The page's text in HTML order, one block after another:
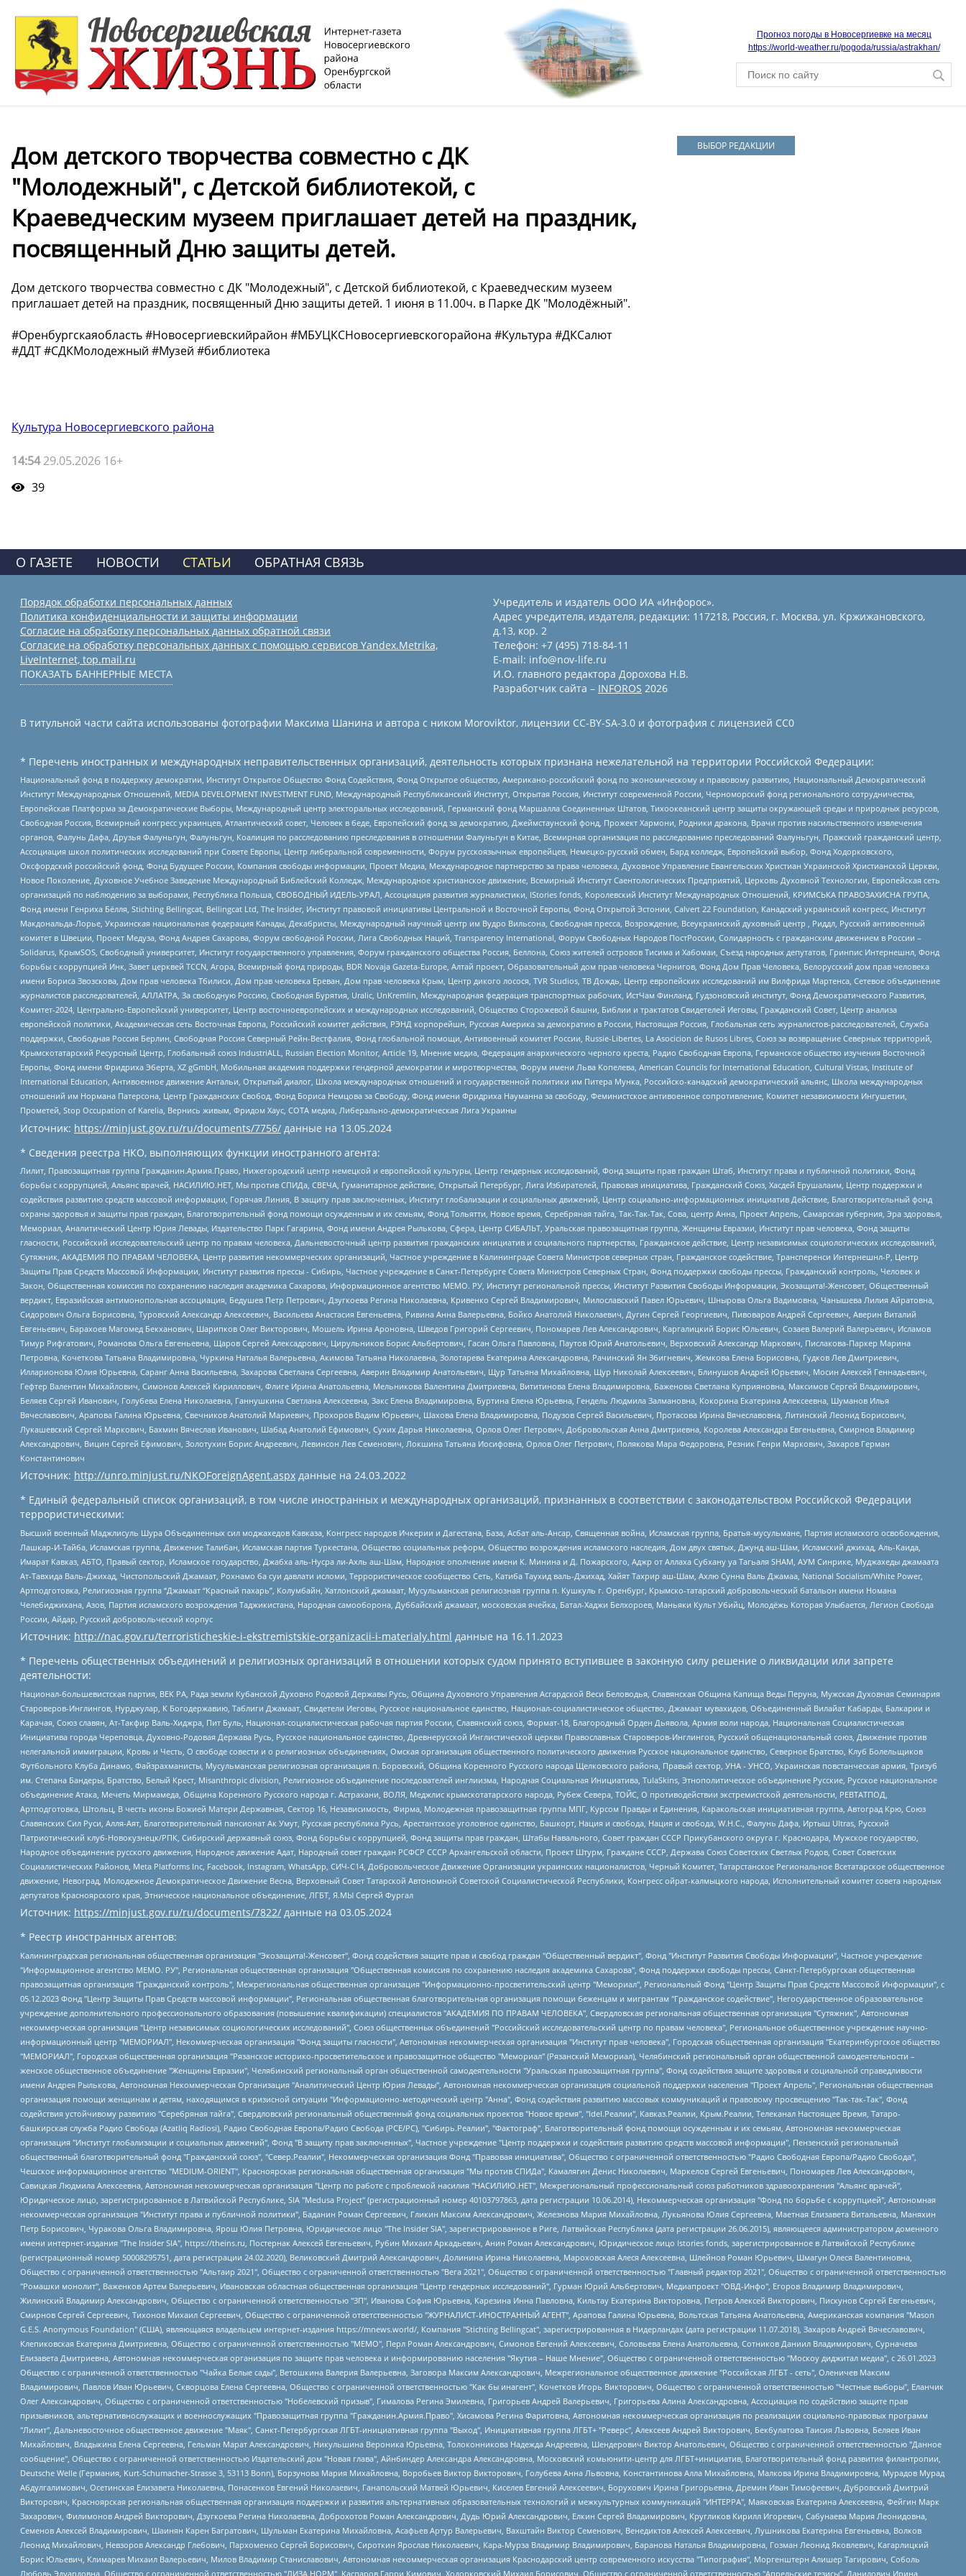
Прогноз погоды в Новосергиевке на месяц
https://world-weather.ru/pogoda/russia/astrakhan/
Дом детского творчества совместно с ДК
"Молодежный", с Детской библиотекой, с
Краеведческим музеем приглашает детей на праздник,
посвященный Дню защиты детей.
Дом детского творчества совместно с ДК "Молодежный", с Детской библиотекой, с Краеведческим музеем
приглашает детей на праздник, посвященный Дню защиты детей. 1 июня в 11.00ч. в Парке ДК "Молодёжный".
#Оренбургскаяобласть #Новосергиевскийрайон #МБУЦКСНовосергиевскогорайона #Культура #ДКСалют
#ДДТ #СДКМолодежный #Музей #библиотека
Культура Новосергиевского района
14:5429.05.2026 16+
39
ВЫБОР РЕДАКЦИИ
О ГАЗЕТЕ НОВОСТИ СТАТЬИ ОБРАТНАЯ СВЯЗЬ
Порядок обработки персональных данных
Политика конфиденциальности и защиты информации
Согласие на обработку персональных данных обратной связи
Согласие на обработку персональных данных с помощью сервисов Yandex.Metrika,
LiveInternet, top.mail.ru
ПОКАЗАТЬ БАННЕРНЫЕ МЕСТА
Учредитель и издатель ООО ИА «Инфорос».
Адрес учредителя, издателя, редакции: 117218, Россия, г. Москва, ул. Кржижановского,
д.13, кор. 2
Телефон: +7 (495) 718-84-11
E-mail: info@nov-life.ru
И.О. главного редактора Дорохова Н.В.
Разработчик сайта – INFOROS 2026
В титульной части сайта использованы фотографии Максима Шанина и автора с ником Moroviktor, лицензии CC-BY-SA-3.0 и фотография с лицензией СС0
* Перечень иностранных и международных неправительственных организаций, деятельность которых признана нежелательной на территории Российской Федерации:
Национальный фонд в поддержку демократии, Институт Открытое Общество Фонд Содействия, Фонд Открытое общество, Американо-российский фонд по экономическому и правовому развитию, Национальный Демократический
Институт Международных Отношений, MEDIA DEVELOPMENT INVESTMENT FUND, Международный Республиканский Институт, Открытая Россия, Институт современной России, Черноморский фонд регионального сотрудничества,
Европейская Платформа за Демократические Выборы, Международный центр электоральных исследований, Германский фонд Маршалла Соединенных Штатов, Тихоокеанский центр защиты окружающей среды и природных ресурсов,
Свободная Россия, Всемирный конгресс украинцев, Атлантический совет, Человек в беде, Европейский фонд за демократию, Джеймстаунский фонд, Прожект Хармони, Родники дракона, Врачи против насильственного извлечения
органов, Фалунь Дафа, Друзья Фалуньгун, Фалуньгун, Коалиция по расследованию преследования в отношении Фалуньгун в Китае, Всемирная организация по расследованию преследований Фалуньгун, Пражский гражданский центр,
Ассоциация школ политических исследований при Совете Европы, Центр либеральной современности, Форум русскоязычных европейцев, Немецко-русский обмен, Бард колледж, Европейский выбор, Фонд Ходорковского,
Оксфордский российский фонд, Фонд Будущее России, Компания свободы информации, Проект Медиа, Международное партнерство за права человека, Духовное Управление Евангельских Христиан Украинской Христианской Церкви,
Новое Поколение, Духовное Учебное Заведение Международный Библейский Колледж, Международное христианское движение, Всемирный Институт Саентологических Предприятий, Церковь Духовной Технологии, Европейская сеть
организаций по наблюдению за выборами, Республика Польша, СВОБОДНЫЙ ИДЕЛЬ-УРАЛ, Ассоциация развития журналистики, IStories fonds, Королевский Институт Международных Отношений, КРИМСЬКА ПРАВОЗАХИСНА ГРУПА,
Фонд имени Генриха Бёлля, Stichting Bellingcat, Bellingcat Ltd, The Insider, Институт правовой инициативы Центральной и Восточной Европы, Фонд Открытой Эстонии, Calvert 22 Foundation, Канадский украинский конгресс, Институт
Макдональда-Лорье, Украинская национальная федерация Канады, Декабристы, Международный научный центр им Вудро Вильсона, Свободная пресса, Возрождение, Всеукраинский духовный центр , Риддл, Русский антивоенный
комитет в Швеции, Проект Медуза, Фонд Андрея Сахарова, Форум свободной России, Лига Свободных Наций, Transparеncy International, Форум Свободных Народов ПостРоссии, Солидарность с гражданским движением в России –
Solidarus, КрымSOS, Свободный университет, Институт государственного управления, Форум гражданского общества Россия, Беллона, Союз жителей островов Тисима и Хабомаи, Съезд народных депутатов, Гринпис Интернешнл, Фонд
борьбы с коррупцией Инк, Завет церквей TCCN, Агора, Всемирный фонд природы, BDR Novaja Gazeta-Europe, Алтай проект, Образовательный дом прав человека Чернигов, Фонд Дом Прав Человека, Белорусский дом прав человека
имени Бориса Звозскова, Дом прав человека Тбилиси, Дом прав человека Ереван, Дом прав человека Крым, Центр дикого лосося, TVR Studios, ТВ Дождь, Центр европейских исследований им Вилфрида Мартенса, Сетевое объединение
журналистов расследователей, АЛЛАТРА, За свободную Россию, Свободная Бурятия, Uralic, UnKremlin, Международная федерация транспортных рабочих, ИстЧам Финланд, Гудзоновский институт, Фонд Демократического Развития,
Комитет-2024, Центрально-Европейский университет, Центр восточноевропейских и международных исследований, Общество Сторожевой башни, Библии и трактатов Свидетелей Иеговы, Гражданский Совет, Центр анализа
европейской политики, Академическая сеть Восточная Европа, Российский комитет действия, РЭНД корпорейшн, Русская Америка за демократию в России, Настоящая Россия, Глобальная сеть журналистов-расследователей, Служба
поддержки, Свободная Россия Берлин, Свободная Россия Северный Рейн-Вестфалия, Фонд глобальной помощи, Антивоенный комитет России, Russie-Libertes, La Asocicion de Rusos Libres, Союз за возвращение Северных территорий,
Крымскотатарский Ресурсный Центр, Глобальный союз IndustriALL, Russian Election Monitor, Article 19, Мнение медиа, Федерация анархического черного креста, Радио Свободная Европа, Германское общество изучения Восточной
Европы, Фонд имени Фридриха Эберта, XZ gGmbH, Мобильная академия поддержки гендерной демократии и миротворчества, Форум имени Льва Копелева, American Councils for International Education, Cultural Vistas, Institute of
International Education, Антивоенное движение Антальи, Открытый диалог, Школа международных отношений и государственной политики им Питера Мунка, Российско-канадский демократический альянс, Школа международных
отношений им Нормана Патерсона, Центр Гражданских Свобод, Фонд Бориса Немцова за Свободу, Фонд имени Фридриха Науманна за свободу, Феминистское антивоенное сопротивление, Комитет независимости Ингушетии,
Прометей, Stop Occupation of Karelia, Вернись живым, Фридом Хаус, СОТА медиа, Либерально-демократическая Лига Украины
Источник: https://minjust.gov.ru/ru/documents/7756/ данные на 13.05.2024
* Сведения реестра НКО, выполняющих функции иностранного агента:
Лилит, Правозащитная группа Гражданин.Армия.Право, Нижегородский центр немецкой и европейской культуры, Центр гендерных исследований, Фонд защиты прав граждан Штаб, Институт права и публичной политики, Фонд
борьбы с коррупцией, Альянс врачей, НАСИЛИЮ.НЕТ, Мы против СПИДа, СВЕЧА, Гуманитарное действие, Открытый Петербург, Лига Избирателей, Правовая инициатива, Гражданский Союз, Хасдей Ерушалаим, Центр поддержки и
содействия развитию средств массовой информации, Горячая Линия, В защиту прав заключенных, Институт глобализации и социальных движений, Центр социально-информационных инициатив Действие, Благотворительный фонд
охраны здоровья и защиты прав граждан, Благотворительный фонд помощи осужденным и их семьям, Фонд Тольятти, Новое время, Серебряная тайга, Так-Так-Так, Сова, центр Анна, Проект Апрель, Самарская губерния, Эра здоровья,
Мемориал, Аналитический Центр Юрия Левады, Издательство Парк Гагарина, Фонд имени Андрея Рылькова, Сфера, Центр СИБАЛЬТ, Уральская правозащитная группа, Женщины Евразии, Институт прав человека, Фонд защиты
гласности, Российский исследовательский центр по правам человека, Дальневосточный центр развития гражданских инициатив и социального партнерства, Гражданское действие, Центр независимых социологических исследований,
Сутяжник, АКАДЕМИЯ ПО ПРАВАМ ЧЕЛОВЕКА, Центр развития некоммерческих организаций, Частное учреждение в Калининграде Совета Министров северных стран, Гражданское содействие, Трансперенси Интернешнл-Р, Центр
Защиты Прав Средств Массовой Информации, Институт развития прессы - Сибирь, Частное учреждение в Санкт-Петербурге Совета Министров Северных Стран, Фонд поддержки свободы прессы, Гражданский контроль, Человек и
Закон, Общественная комиссия по сохранению наследия академика Сахарова, Информационное агентство МЕМО. РУ, Институт региональной прессы, Институт Развития Свободы Информации, Экозащита!-Женсовет, Общественный
вердикт, Евразийская антимонопольная ассоциация, Бедушев Петр Петрович, Дзугкоева Регина Николаевна, Кривенко Сергей Владимирович, Милославский Павел Юрьевич, Шнырова Ольга Вадимовна, Чанышева Лилия Айратовна,
Сидорович Ольга Борисовна, Туровский Александр Алексеевич, Васильева Анастасия Евгеньевна, Ривина Анна Валерьевна, Бойко Анатолий Николаевич, Дугин Сергей Георгиевич, Пивоваров Андрей Сергеевич, Аверин Виталий
Евгеньевич, Барахоев Магомед Бекханович, Шарипков Олег Викторович, Мошель Ирина Ароновна, Шведов Григорий Сергеевич, Пономарев Лев Александрович, Каргалицкий Борис Юльевич, Созаев Валерий Валерьевич, Исламов
Тимур Рифгатович, Романова Ольга Евгеньевна, Щаров Сергей Алексадрович, Цирульников Борис Альбертович, Гасан Ольга Павловна, Паутов Юрий Анатольевич, Верховский Александр Маркович, Пислакова-Паркер Марина
Петровна, Кочеткова Татьяна Владимировна, Чуркина Наталья Валерьевна, Акимова Татьяна Николаевна, Золотарева Екатерина Александровна, Рачинский Ян Збигневич, Жемкова Елена Борисовна, Гудков Лев Дмитриевич,
Илларионова Юлия Юрьевна, Саранг Анна Васильевна, Захарова Светлана Сергеевна, Аверин Владимир Анатольевич, Щур Татьяна Михайловна, Щур Николай Алексеевич, Блинушов Андрей Юрьевич, Мосин Алексей Геннадьевич,
Гефтер Валентин Михайлович, Симонов Алексей Кириллович, Флиге Ирина Анатольевна, Мельникова Валентина Дмитриевна, Вититинова Елена Владимировна, Баженова Светлана Куприяновна, Максимов Сергей Владимирович,
Беляев Сергей Иванович, Голубева Елена Николаевна, Ганнушкина Светлана Алексеевна, Закс Елена Владимировна, Буртина Елена Юрьевна, Гендель Людмила Залмановна, Кокорина Екатерина Алексеевна, Шуманов Илья
Вячеславович, Арапова Галина Юрьевна, Свечников Анатолий Мариевич, Прохоров Вадим Юрьевич, Шахова Елена Владимировна, Подузов Сергей Васильевич, Протасова Ирина Вячеславовна, Литинский Леонид Борисович,
Лукашевский Сергей Маркович, Бахмин Вячеслав Иванович, Шабад Анатолий Ефимович, Сухих Дарья Николаевна, Орлов Олег Петрович, Добровольская Анна Дмитриевна, Королева Александра Евгеньевна, Смирнов Владимир
Александрович, Вицин Сергей Ефимович, Золотухин Борис Андреевич, Левинсон Лев Семенович, Локшина Татьяна Иосифовна, Орлов Олег Петрович, Полякова Мара Федоровна, Резник Генри Маркович, Захаров Герман
Константинович
Источник: http://unro.minjust.ru/NKOForeignAgent.aspx данные на 24.03.2022
* Единый федеральный список организаций, в том числе иностранных и международных организаций, признанных в соответствии с законодательством Российской Федерации
террористическими:
Высший военный Маджлисуль Шура Объединенных сил моджахедов Кавказа, Конгресс народов Ичкерии и Дагестана, База, Асбат аль-Ансар, Священная война, Исламская группа, Братья-мусульмане, Партия исламского освобождения,
Лашкар-И-Тайба, Исламская группа, Движение Талибан, Исламская партия Туркестана, Общество социальных реформ, Общество возрождения исламского наследия, Дом двух святых, Джунд аш-Шам, Исламский джихад, Аль-Каида,
Имарат Кавказ, АБТО, Правый сектор, Исламское государство, Джабха аль-Нусра ли-Ахль аш-Шам, Народное ополчение имени К. Минина и Д. Пожарского, Аджр от Аллаха Субхану уа Тагьаля SHAM, АУМ Синрике, Муджахеды джамаата
Ат-Тавхида Валь-Джихад, Чистопольский Джамаат, Рохнамо ба суи давлати исломи, Террористическое сообщество Сеть, Катиба Таухид валь-Джихад, Хайят Тахрир аш-Шам, Ахлю Сунна Валь Джамаа, National Socialism/White Power,
Артподготовка, Религиозная группа “Джамаат “Красный пахарь”, Колумбайн, Хатлонский джамаат, Мусульманская религиозная группа п. Кушкуль г. Оренбург, Крымско-татарский добровольческий батальон имени Номана
Челебиджихана, Азов, Партия исламского возрождения Таджикистана, Народная самооборона, Дуббайский джамаат, московская ячейка, Батал-Хаджи Белхороев, Маньяки Культ Убийц, Молодёжь Которая Улыбается, Легион Свобода
России, Айдар, Русский добровольческий корпус
Источник: http://nac.gov.ru/terroristicheskie-i-ekstremistskie-organizacii-i-materialy.html данные на 16.11.2023
* Перечень общественных объединений и религиозных организаций в отношении которых судом принято вступившее в законную силу решение о ликвидации или запрете
деятельности:
Национал-большевистская партия, ВЕК РА, Рада земли Кубанской Духовно Родовой Державы Русь, Община Духовного Управления Асгардской Веси Беловодья, Славянская Община Капища Веды Перуна, Мужская Духовная Семинария
Староверов-Инглингов, Нурджулар, К Богодержавию, Таблиги Джамаат, Свидетели Иеговы, Русское национальное единство, Национал-социалистическое общество, Джамаат мувахидов, Объединенный Вилайат Кабарды, Балкарии и
Карачая, Союз славян, Ат-Такфир Валь-Хиджра, Пит Буль, Национал-социалистическая рабочая партия России, Славянский союз, Формат-18, Благородный Орден Дьявола, Армия воли народа, Национальная Социалистическая
Инициатива города Череповца, Духовно-Родовая Держава Русь, Русское национальное единство, Древнерусской Инглистической церкви Православных Староверов-Инглингов, Русский общенациональный союз, Движение против
нелегальной иммиграции, Кровь и Честь, О свободе совести и о религиозных объединениях, Омская организация общественного политического движения Русское национальное единство, Северное Братство, Клуб Болельщиков
Футбольного Клуба Динамо, Файзрахманисты, Мусульманская религиозная организация п. Боровский, Община Коренного Русского народа Щелковского района, Правый сектор, УНА - УНСО, Украинская повстанческая армия, Тризуб
им. Степана Бандеры, Братство, Белый Крест, Misanthropic division, Религиозное объединение последователей инглиизма, Народная Социальная Инициатива, TulaSkins, Этнополитическое объединение Русские, Русское национальное
объединение Атака, Мечеть Мирмамеда, Община Коренного Русского народа г. Астрахани, ВОЛЯ, Меджлис крымскотатарского народа, Рубеж Севера, ТОЙС, О противодействии экстремистской деятельности, РЕВТАТПОД,
Артподготовка, Штольц, В честь иконы Божией Матери Державная, Сектор 16, Независимость, Фирма, Молодежная правозащитная группа МПГ, Курсом Правды и Единения, Каракольская инициативная группа, Автоград Крю, Союз
Славянских Сил Руси, Алля-Аят, Благотворительный пансионат Ак Умут, Русская республика Русь, Арестантское уголовное единство, Башкорт, Нация и свобода, Нация и свобода, W.H.С., Фалунь Дафа, Иртыш Ultras, Русский
Патриотический клуб-Новокузнецк/РПК, Сибирский державный союз, Фонд борьбы с коррупцией, Фонд защиты прав граждан, Штабы Навального, Совет граждан СССР Прикубанского округа г. Краснодара, Мужское государство,
Народное объединение русского движения, Народное движение Адат, Народный совет граждан РСФСР СССР Архангельской области, Проект Штурм, Граждане СССР, Держава Союз Советских Светлых Родов, Совет Советских
Социалистических Районов, Meta Platforms Inc, Facebook, Instagram, WhatsApp, СИЧ-С14, Добровольческое Движение Организации украинских националистов, Черный Комитет, Татарстанское Региональное Всетатарское общественное
движение, Невоград, Молодежное Демократическое Движение Весна, Верховный Совет Татарской Автономной Советской Социалистической Республики, Конгресс ойрат-калмыцкого народа, Исполнительный комитет совета народных
депутатов Красноярского края, Этническое национальное объединение, ЛГБТ, Я.МЫ Сергей Фургал
Источник: https://minjust.gov.ru/ru/documents/7822/ данные на 03.05.2024
* Реестр иностранных агентов:
Калининградская региональная общественная организация "Экозащита!-Женсовет", Фонд содействия защите прав и свобод граждан "Общественный вердикт", Фонд "Институт Развития Свободы Информации", Частное учреждение "Информационное агентство МЕМО. РУ", Региональная общественная организация "Общественная комиссия по сохранению наследия академика Сахарова", Фонд поддержки свободы прессы, Санкт-Петербургская общественная правозащитная организация "Гражданский контроль", Межрегиональная общественная организация "Информационно-просветительский центр "Мемориал", Региональный Фонд "Центр Защиты Прав Средств Массовой Информации", с 05.12.2023 Фонд "Центр Защиты Прав Средств массовой информации", Региональная общественная благотворительная организация помощи беженцам и мигрантам "Гражданское содействие", Негосударственное образовательное учреждение дополнительного профессионального образования (повышение квалификации) специалистов "АКАДЕМИЯ ПО ПРАВАМ ЧЕЛОВЕКА", Свердловская региональная общественная организация "Сутяжник", Автономная некоммерческая организация "Центр независимых социологических исследований", Союз общественных объединений "Российский исследовательский центр по правам человека", Региональное общественное учреждение научно-информационный центр "МЕМОРИАЛ", Некоммерческая организация "Фонд защиты гласности", Автономная некоммерческая организация "Институт прав человека", Городская общественная организация "Екатеринбургское общество "МЕМОРИАЛ", Городская общественная организация "Рязанское историко-просветительское и правозащитное общество "Мемориал" (Рязанский Мемориал), Челябинский региональный орган общественной самодеятельности – женское общественное объединение "Женщины Евразии", Челябинский региональный орган общественной самодеятельности "Уральская правозащитная группа", Фонд содействия защите здоровья и социальной справедливости имени Андрея Рылькова, Автономная Некоммерческая Организация "Аналитический Центр Юрия Левады", Автономная некоммерческая организация социальной поддержки населения "Проект Апрель", Региональная общественная организация помощи женщинам и детям, находящимся в кризисной ситуации "Информационно-методический центр "Анна", Фонд содействия развитию массовых коммуникаций и правовому просвещению "Так-так-Так", Фонд содействия устойчивому развитию "Серебряная тайга", Свердловский региональный общественный фонд социальных проектов "Новое время", "Idel.Реалии", Кавказ.Реалии, Крым.Реалии, Телеканал Настоящее Время, Татаро-башкирская служба Радио Свобода (Azatliq Radiosi), Радио Свободная Европа/Радио Свобода (PCE/PC), "Сибирь.Реалии", "Фактограф", Благотворительный фонд помощи осужденным и их семьям, Автономная некоммерческая организация "Институт глобализации и социальных движений", Фонд "В защиту прав заключенных", Частное учреждение "Центр поддержки и содействия развитию средств массовой информации", Пензенский региональный общественный благотворительный фонд "Гражданский союз", "Север.Реалии", Некоммерческая организация Фонд "Правовая инициатива", Общество с ограниченной ответственностью "Радио Свободная Европа/Радио Свобода", Чешское информационное агентство "MEDIUM-ORIENT", Красноярская региональная общественная организация "Мы против СПИДа", Камалягин Денис Николаевич, Маркелов Сергей Евгеньевич, Пономарев Лев Александрович, Савицкая Людмила Алексеевна, Автономная некоммерческая организация "Центр по работе с проблемой насилия "НАСИЛИЮ.НЕТ", Межрегиональный профессиональный союз работников здравоохранения "Альянс врачей", Юридическое лицо, зарегистрированное в Латвийской Республике, SIA "Medusa Project" (регистрационный номер 40103797863, дата регистрации 10.06.2014), Некоммерческая организация "Фонд по борьбе с коррупцией", Автономная некоммерческая организация "Институт права и публичной политики", Баданин Роман Сергеевич, Гликин Максим Александрович, Железнова Мария Михайловна, Лукьянова Юлия Сергеевна, Маетная Елизавета Витальевна, Маняхин Петр Борисович, Чуракова Ольга Владимировна, Ярош Юлия Петровна, Юридическое лицо "The Insider SIA", зарегистрированное в Риге, Латвийская Республика (дата регистрации 26.06.2015), являющееся администратором доменного имени интернет-издания "The Insider SIA", https://theins.ru, Постернак Алексей Евгеньевич, Рубин Михаил Аркадьевич, Анин Роман Александрович, Юридическое лицо Istories fonds, зарегистрированное в Латвийской Республике (регистрационный номер 50008295751, дата регистрации 24.02.2020), Великовский Дмитрий Александрович, Долинина Ирина Николаевна, Мароховская Алеся Алексеевна, Шлейнов Роман Юрьевич, Шмагун Олеся Валентиновна, Общество с ограниченной ответственностью "Альтаир 2021", Общество с ограниченной ответственностью "Вега 2021", Общество с ограниченной ответственностью "Главный редактор 2021", Общество с ограниченной ответственностью "Ромашки монолит", Важенков Артем Валерьевич, Ивановская областная общественная организация "Центр гендерных исследований", Гурман Юрий Альбертович, Медиапроект "ОВД-Инфо", Егоров Владимир Владимирович, Жилинский Владимир Александрович, Общество с ограниченной ответственностью "ЗП", Иванова София Юрьевна, Карезина Инна Павловна, Кильтау Екатерина Викторовна, Петров Алексей Викторович, Пискунов Сергей Евгеньевич, Смирнов Сергей Сергеевич, Тихонов Михаил Сергеевич, Общество с ограниченной ответственностью "ЖУРНАЛИСТ-ИНОСТРАННЫЙ АГЕНТ", Арапова Галина Юрьевна, Вольтская Татьяна Анатольевна, Американская компания "Mason G.E.S. Anonymous Foundation" (США), являющаяся владельцем интернет-издания https://mnews.world/, Компания "Stichting Bellingcat", зарегистрированная в Нидерландах (дата регистрации 11.07.2018), Захаров Андрей Вячеславович, Клепиковская Екатерина Дмитриевна, Общество с ограниченной ответственностью "МЕМО", Перл Роман Александрович, Симонов Евгений Алексеевич, Соловьева Елена Анатольевна, Сотников Даниил Владимирович, Сурначева Елизавета Дмитриевна, Автономная некоммерческая организация по защите прав человека и информированию населения "Якутия – Наше Мнение", Общество с ограниченной ответственностью "Москоу диджитал медиа", с 26.01.2023 Общество с ограниченной ответственностью "Чайка Белые сады", Ветошкина Валерия Валерьевна, Заговора Максим Александрович, Межрегиональное общественное движение "Российская ЛГБТ - сеть", Оленичев Максим Владимирович, Павлов Иван Юрьевич, Скворцова Елена Сергеевна, Общество с ограниченной ответственностью "Как бы инагент", Кочетков Игорь Викторович, Общество с ограниченной ответственностью "Честные выборы", Еланчик Олег Александрович, Общество с ограниченной ответственностью "Нобелевский призыв", Гималова Регина Эмилевна, Григорьев Андрей Валерьевич, Григорьева Алина Александровна, Ассоциация по содействию защите прав призывников, альтернативнослужащих и военнослужащих "Правозащитная группа "Гражданин.Армия.Право", Хисамова Регина Фаритовна, Автономная некоммерческая организация по реализации социально-правовых программ "Лилит", Дальневосточное общественное движение "Маяк", Санкт-Петербургская ЛГБТ-инициативная группа "Выход", Инициативная группа ЛГБТ+ "Реверс", Алексеев Андрей Викторович, Бекбулатова Таисия Львовна, Беляев Иван Михайлович, Владыкина Елена Сергеевна, Гельман Марат Александрович, Никульшина Вероника Юрьевна, Толоконникова Надежда Андреевна, Шендерович Виктор Анатольевич, Общество с ограниченной ответственностью "Данное сообщение", Общество с ограниченной ответственностью Издательский дом "Новая глава", Айнбиндер Александра Александровна, Московский комьюнити-центр для ЛГБТ+инициатив, Благотворительный фонд развития филантропии, Deutsche Welle (Германия, Kurt-Schumacher-Strasse 3, 53113 Bonn), Борзунова Мария Михайловна, Воробьев Виктор Викторович, Голубева Анна Львовна, Константинова Алла Михайловна, Малкова Ирина Владимировна, Мурадов Мурад Абдулгалимович, Осетинская Елизавета Николаевна, Понасенков Евгений Николаевич, Ганапольский Матвей Юрьевич, Киселев Евгений Алексеевич, Борухович Ирина Григорьевна, Дремин Иван Тимофеевич, Дубровский Дмитрий Викторович, Красноярская региональная общественная организация поддержки и развития альтернативных образовательных технологий и межкультурных коммуникаций "ИНТЕРРА", Маяковская Екатерина Алексеевна, Фейгин Марк Захарович, Филимонов Андрей Викторович, Дзугкоева Регина Николаевна, Доброхотов Роман Александрович, Дудь Юрий Александрович, Елкин Сергей Владимирович, Кругликов Кирилл Игоревич, Сабунаева Мария Леонидовна, Семенов Алексей Владимирович, Шаинян Карен Багратович, Шульман Екатерина Михайловна, Асафьев Артур Валерьевич, Вахштайн Виктор Семенович, Венедиктов Алексей Алексеевич, Лушникова Екатерина Евгеньевна, Волков Леонид Михайлович, Невзоров Александр Глебович, Пархоменко Сергей Борисович, Сироткин Ярослав Николаевич, Кара-Мурза Владимир Владимирович, Баранова Наталья Владимировна, Гозман Леонид Яковлевич, Кагарлицкий Борис Юльевич, Климарев Михаил Валерьевич, Милов Владимир Станиславович, Автономная некоммерческая организация Краснодарский центр современного искусства "Типография", Моргенштерн Алишер Тагирович, Соболь Любовь Эдуардовна, Общество с ограниченной ответственностью "ЛИЗА НОРМ", Каспаров Гарри Кимович, Ходорковский Михаил Борисович, Общество с ограниченной ответственностью "Апрельские тезисы", Данилович Ирина Брониславовна, Кашин Олег Владимирович, Петров Николай Владимирович, Пивоваров Алексей Владимирович, Соколов Михаил Владимирович, Цветкова Юлия Владимировна, Чичваркин Евгений Александрович, Комитет против пыток/Команда против пыток, Общество с ограниченной ответственностью "Первый научный", Общество с ограниченной ответственностью "Вертолет и ко", Белоцерковская Вероника Борисовна, Кац Максим Евгеньевич, Лазарева Татьяна Юрьевна, Шаведдинов Руслан Табризович, Яшин Илья Валерьевич, Общество с ограниченной ответственностью "Иноагент ААВ", Алешковский Дмитрий Петрович, Альбац Евгения Марковна, Быков Дмитрий Львович, Галямина Юлия Евгеньевна, Лойко Сергей Леонидович, Мартынов Кирилл Константинович, Медведев Сергей Александрович, Крашенинников Федор Геннадиевич, Гордеева Катерина Вл